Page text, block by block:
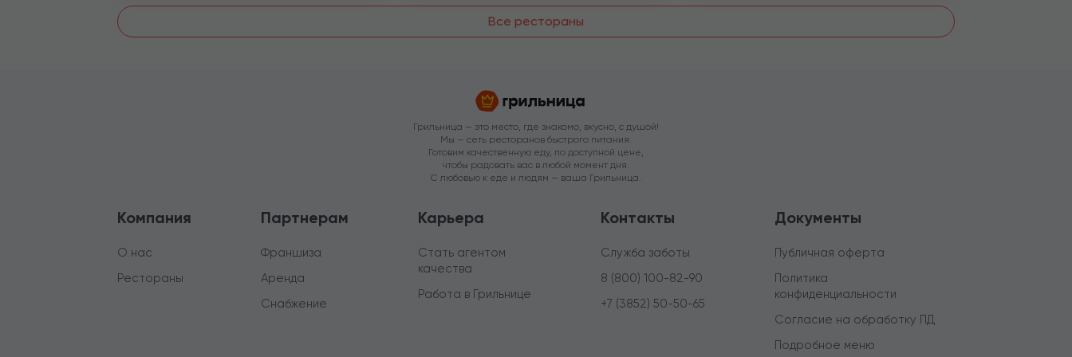
Все рестораны
Грильница — это место, где знакомо, вкусно, с душой!
Мы — сеть ресторанов быстрого питания.
Готовим качественную еду, по доступной цене,
чтобы радовать вас в любой момент дня.
С любовью к еде и людям — ваша Грильница.
Компания
О нас
Рестораны
Партнерам
Франшиза
Аренда
Снабжение
Карьера
Стать агентом
качества
Работа в Грильнице
Контакты
Служба заботы
8 (800) 100-82-90
+7 (3852) 50-50-65
Документы
Публичная оферта
Политика
конфиденциальности
Согласие на обработку ПД
Подробное меню